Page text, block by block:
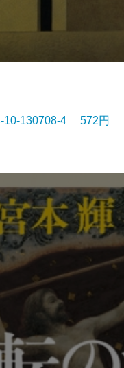
10-130708-4 572円